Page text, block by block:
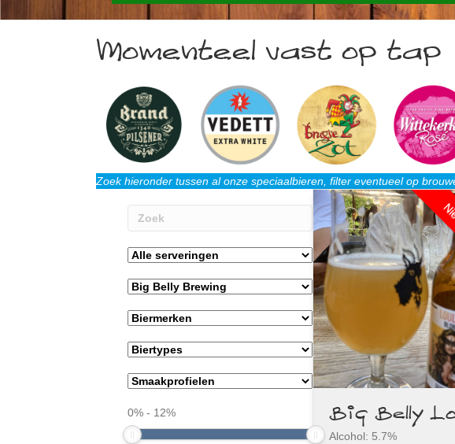
Momenteel vast op tap
Zoek hieronder tussen al onze speciaalbieren, filter eventueel op
0% - 12% Big Belly
Alcohol: 5.7%